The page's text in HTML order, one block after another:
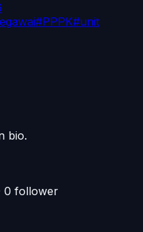
#PPPK#unit
bio.
0 follower